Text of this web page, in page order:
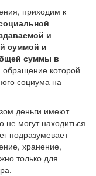
приходим к
и
суммой и
суммы в
которой
социума на
деньги имеют
не могут находиться
подразумевает
хранение,
только для